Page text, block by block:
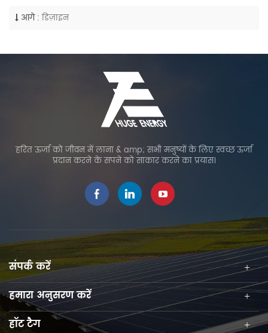
आगे : डिज़ाइन
हरित ऊर्जा को जीवन में लाना & amp; सभी मनुष्यों के लिए स्वच्छ ऊर्जा
प्रदान करने के सपने को साकार करने का प्रयास।
संपर्क करें
हमारा अनुसरण करें
हॉट टैग